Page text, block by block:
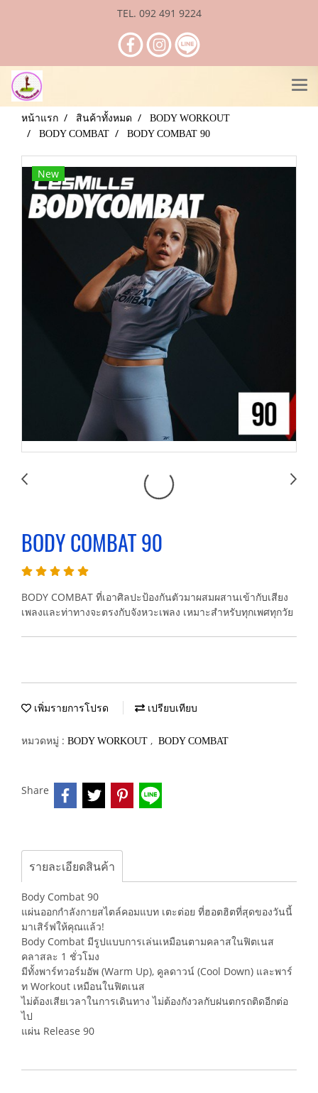
TEL. 092 491 9224
หน้าแรก สินค้าทั้งหมด
BODY WORKOUT
BODY COMBAT
BODY COMBAT 90
New
BODY COMBAT 90
BODY COMBAT ที่เอาศิลปะป้องกันตัวมาผสมผสานเข้ากับเสียง
เพลงและท่าทางจะตรงกับจังหวะเพลง เหมาะสำหรับทุกเพศทุกวัย
เพิ่มรายการโปรด เปรียบเทียบ
หมวดหมู่ : BODY WORKOUT , BODY COMBAT
Share
รายละเอียดสินค้า
Body Combat 90
แผ่นออกกำลังกายสไตล์คอมแบท เตะต่อย ที่ฮอตฮิตที่สุดของวันนี้
มาเสิร์ฟให้คุณแล้ว!
Body Combat มีรูปแบบการเล่นเหมือนตามคลาสในฟิตเนส
คลาสละ 1 ชั่วโมง
มีทั้งพาร์ทวอร์มอัพ (Warm Up), คูลดาวน์ (Cool Down) และพาร์
ท Workout เหมือนในฟิตเนส
ไม่ต้องเสียเวลาในการเดินทาง ไม่ต้องกังวลกับฝนตกรถติดอีกต่อ
ไป
แผ่น Release 90